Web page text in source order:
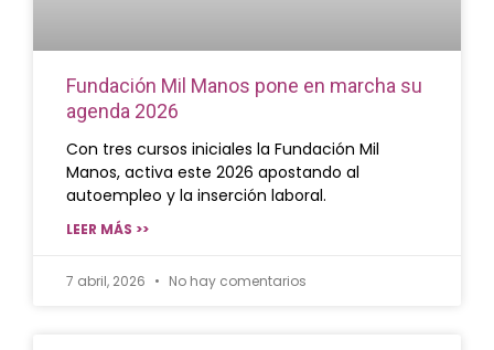
Fundación Mil Manos pone en marcha su
agenda 2026
Con tres cursos iniciales la Fundación Mil
Manos, activa este 2026 apostando al
autoempleo y la inserción laboral.
LEER MÁS >>
7 abril, 2026 No hay comentarios